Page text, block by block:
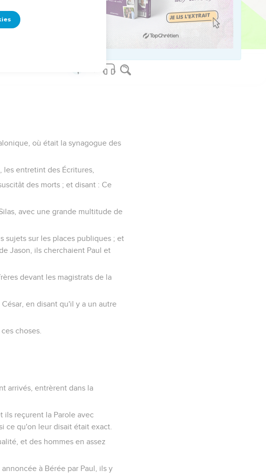
de la ville.
ils les consolèrent, et ensuite ils
où était la synagogue des
les entretint des Écritures,
des morts ; et disant : Ce
avec une grande multitude de
sujets sur les places publiques ; et
Jason, ils cherchaient Paul et
devant les magistrats de la
en disant qu'il y a un autre
choses.
arrivés, entrèrent dans la
ils reçurent la Parole avec
ce qu'on leur disait était exact.
et des hommes en assez
à Bérée par Paul, ils y